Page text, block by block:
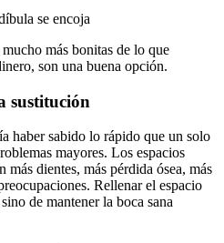
se encoja
más bonitas de lo que
son una buena opción.
sustitución
haber sabido lo rápido que un solo
mayores. Los espacios
más dientes, más pérdida ósea, más
Rellenar el espacio
de mantener la boca sana